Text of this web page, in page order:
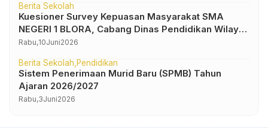
Berita Sekolah
Kuesioner Survey Kepuasan Masyarakat SMA
NEGERI 1 BLORA, Cabang Dinas Pendidikan Wilayah
IV
Rabu,10Juni2026
Berita Sekolah Pendidikan
Sistem Penerimaan Murid Baru (SPMB) Tahun
Ajaran 2026/2027
Rabu,3Juni2026